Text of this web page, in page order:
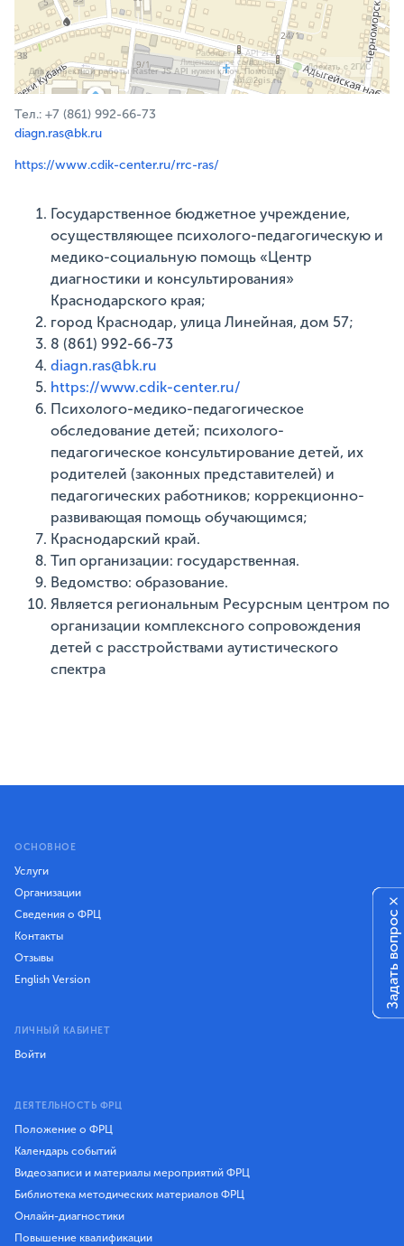
Работает на API 2ГИС
Лицензионное соглашение
Для корректной работы Raster JS API нужен ключ. Помощь:
api@2gis.ru
Доехать с 2ГИС
Тел.: +7 (861) 992-66-73
diagn.ras@bk.ru
https://www.cdik-center.ru/rrc-ras/
Государственное бюджетное учреждение,
осуществляющее психолого-педагогическую и
медико-социальную помощь «Центр
диагностики и консультирования»
Краснодарского края;
город Краснодар, улица Линейная, дом 57;
8 (861) 992-66-73
diagn.ras@bk.ru
https://www.cdik-center.ru/
Психолого-медико-педагогическое
обследование детей; психолого-
педагогическое консультирование детей, их
родителей (законных представителей) и
педагогических работников; коррекционно-
развивающая помощь обучающимся;
Краснодарский край.
Тип организации: государственная.
Ведомство: образование.
Является региональным Ресурсным центром по
организации комплексного сопровождения
детей с расстройствами аутистического
спектра
ОСНОВНОЕ
Услуги
Организации
Сведения о ФРЦ
Контакты
Отзывы
English Version
ЛИЧНЫЙ КАБИНЕТ
Войти
ДЕЯТЕЛЬНОСТЬ ФРЦ
Положение о ФРЦ
Календарь событий
Видеозаписи и материалы мероприятий ФРЦ
Библиотека методических материалов ФРЦ
Онлайн-диагностики
Повышение квалификации
Задать вопрос
×